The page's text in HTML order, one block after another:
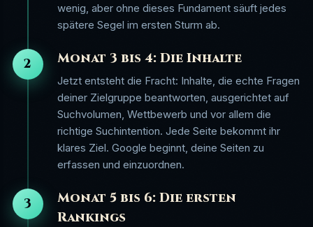
wenig, aber ohne dieses Fundament säuft jedes
spätere Segel im ersten Sturm ab.
2 Monat 3 bis 4: Die Inhalte
Jetzt entsteht die Fracht: Inhalte, die echte Fragen
deiner Zielgruppe beantworten, ausgerichtet auf
Suchvolumen, Wettbewerb und vor allem die
richtige Suchintention. Jede Seite bekommt ihr
klares Ziel. Google beginnt, deine Seiten zu
erfassen und einzuordnen.
3
Monat 5 bis 6: Die ersten
Rankings